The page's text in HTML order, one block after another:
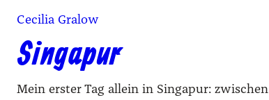
Cecilia Gralow
Singapur
Mein erster Tag allein in Singapur: zwischen